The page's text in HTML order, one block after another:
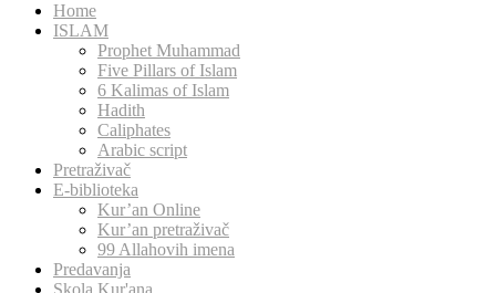
Home
ISLAM
Prophet Muhammad
Five Pillars of Islam
6 Kalimas of Islam
Hadith
Caliphates
Arabic script
Pretraživač
E-biblioteka
Kur’an Online
Kur’an pretraživač
99 Allahovih imena
Predavanja
Skola Kur'ana